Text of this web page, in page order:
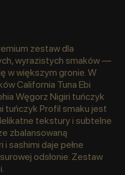
zestaw dla
wyrazistych smaków —
w większym gronie. W
California Tuna Ebi
Węgorz Nigiri tuńczyk
tuńczyk Profil smaku jest
tekstury i subtelne
zbalansowaną
i sashimi daje pełne
odsłonie. Zestaw